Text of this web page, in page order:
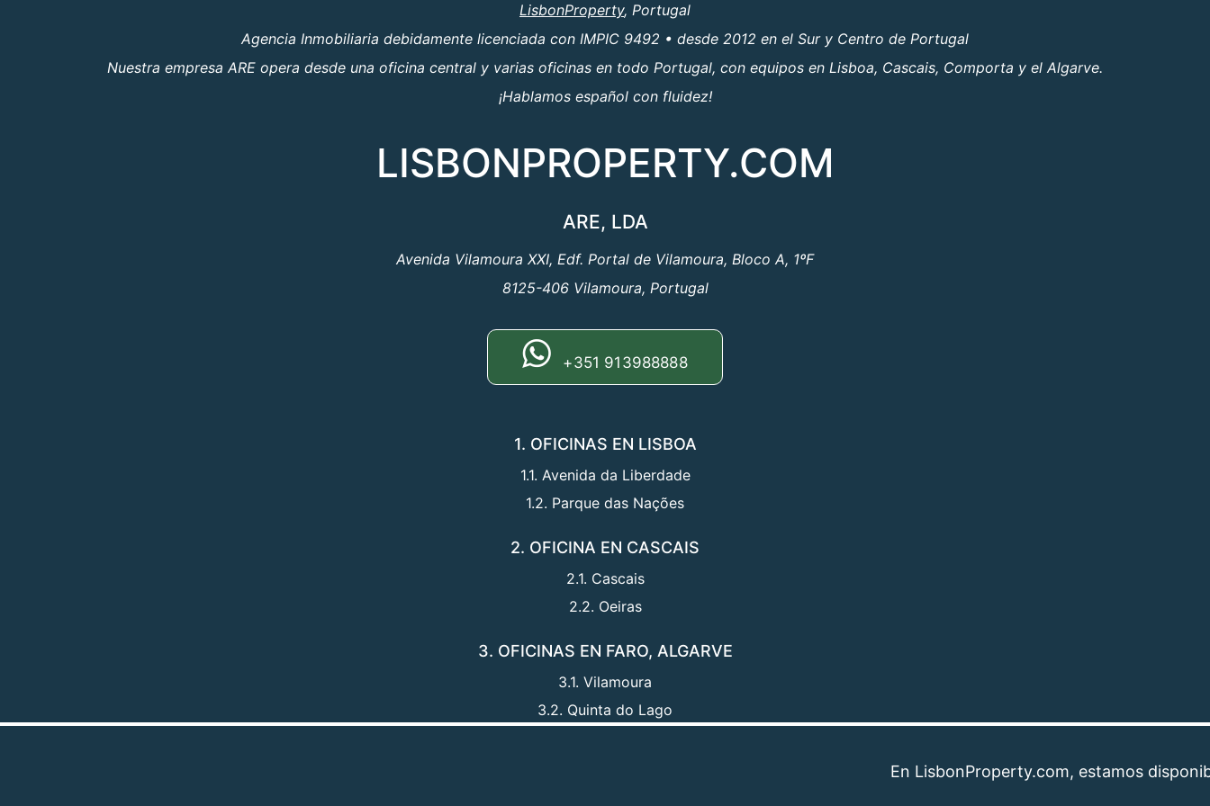
LisbonProperty, Portugal
Agencia Inmobiliaria debidamente licenciada con IMPIC 9492 • desde 2012 en el Sur y Centro de Portugal
Nuestra empresa ARE opera desde una oficina central y varias oficinas en todo Portugal, con equipos en Lisboa, Cascais, Comporta y el Algarve.
¡Hablamos español con fluidez!
LISBONPROPERTY.COM
ARE, LDA
Avenida Vilamoura XXI, Edf. Portal de Vilamoura, Bloco A, 1ºF
8125-406 Vilamoura, Portugal
+351 913988888
1. OFICINAS EN LISBOA
1.1. Avenida da Liberdade
1.2. Parque das Nações
2. OFICINA EN CASCAIS
2.1. Cascais
2.2. Oeiras
3. OFICINAS EN FARO, ALGARVE
3.1. Vilamoura
3.2. Quinta do Lago
En LisbonProperty.com, estamos disponibles